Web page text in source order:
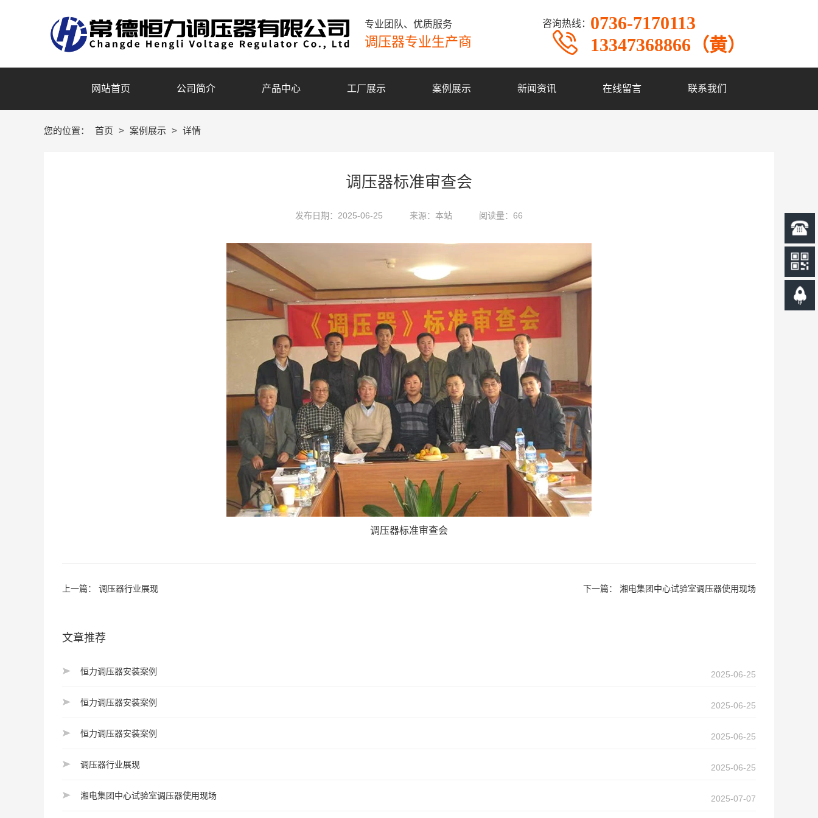
网站首页 公司简介 产品中心 工厂展示 案例展示 新闻资讯 在线留言 联系我们
专业团队、优质服务
调压器专业生产商
咨询热线： 0736-7170113
13347368866（黄）
您的位置： 首页 > 案例展示 > 详情
调压器标准审查会
发布日期：2025-06-25 来源：本站 阅读量：66
调压器标准审查会
上一篇： 调压器行业展现 下一篇： 湘电集团中心试验室调压器使用现场
文章推荐
恒力调压器安装案例 2025-06-25
恒力调压器安装案例 2025-06-25
恒力调压器安装案例 2025-06-25
调压器行业展现 2025-06-25
湘电集团中心试验室调压器使用现场 2025-07-07